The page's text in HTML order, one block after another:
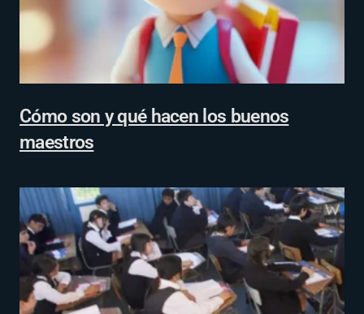
Cómo son y qué hacen los buenos
maestros